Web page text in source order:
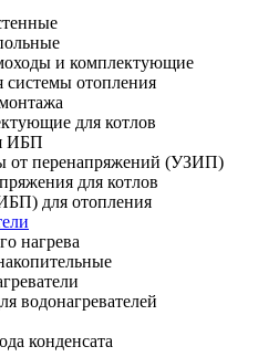
и комплектующие
системы отопления
для котлов
ИБП
от перенапряжений (УЗИП)
для котлов
для отопления
нагрева
водонагревателей
конденсата